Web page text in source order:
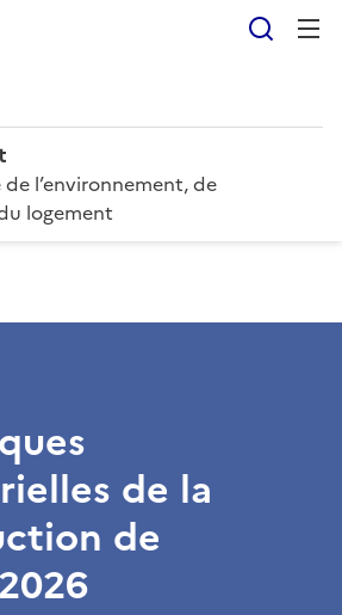
l’environnement, de
logement
de la
de